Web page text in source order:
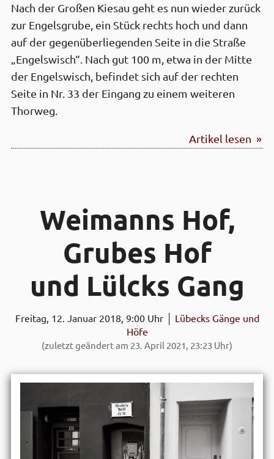
Nach der Großen Kiesau geht es nun wieder zurück
zur Engelsgrube, ein Stück rechts hoch und dann
auf der gegenüberliegenden Seite in die Straße
„Engelswisch“. Nach gut 100 m, etwa in der Mitte
der Engelswisch, befindet sich auf der rechten
Seite in Nr. 33 der Eingang zu einem weiteren
Thorweg.
Artikel lesen »
Weimanns Hof,
Grubes Hof
und Lülcks Gang
Freitag, 12. Januar 2018, 9:00 Uhr │ Lübecks Gänge und
Höfe
(zuletzt geändert am 23. April 2021, 23:23 Uhr)